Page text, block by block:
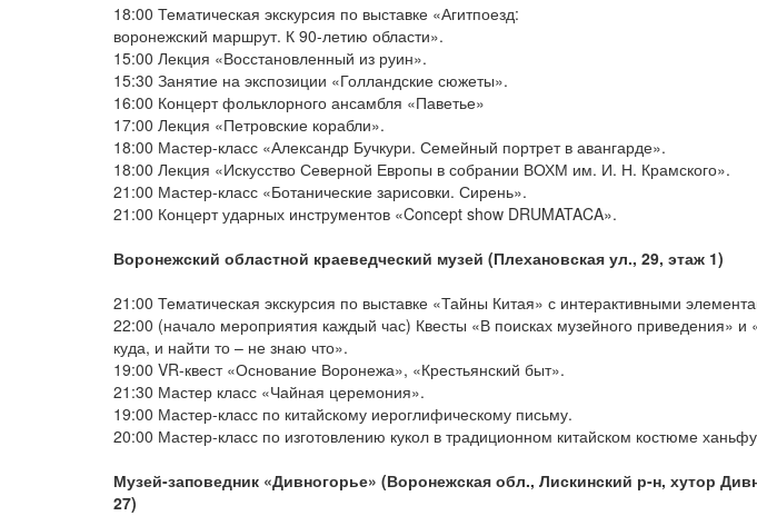
18:00 Тематическая экскурсия по выставке «Агитпоезд:
воронежский маршрут. К 90-летию области».
15:00 Лекция «Восстановленный из руин».
15:30 Занятие на экспозиции «Голландские сюжеты».
16:00 Концерт фольклорного ансамбля «Паветье»
17:00 Лекция «Петровские корабли».
18:00 Мастер-класс «Александр Бучкури. Семейный портрет в авангарде».
18:00 Лекция «Искусство Северной Европы в собрании ВОХМ им. И. Н. Крамского».
21:00 Мастер-класс «Ботанические зарисовки. Сирень».
21:00 Концерт ударных инструментов «Concept show DRUMATACA».
Воронежский областной краеведческий музей (Плехановская ул., 29, этаж 1)
21:00 Тематическая экскурсия по выставке «Тайны Китая» с интерактивными
22:00 (начало мероприятия каждый час) Квесты «В поисках музейного приведения» и
куда, и найти то – не знаю что».
19:00 VR-квест «Основание Воронежа», «Крестьянский быт».
21:30 Мастер класс «Чайная церемония».
19:00 Мастер-класс по китайскому иероглифическому письму.
20:00 Мастер-класс по изготовлению кукол в традиционном китайском костюме
Музей-заповедник «Дивногорье» (Воронежская обл., Лискинский р-н, хутор
27)